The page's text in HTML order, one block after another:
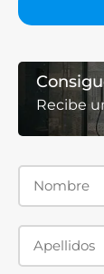
Recibe